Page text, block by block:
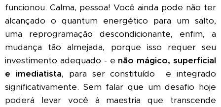
funcionou. Calma, pessoa! Você ainda pode não ter
alcançado o quantum energético para um salto,
uma reprogramação descondicionante, enfim, a
mudança tão almejada, porque isso requer seu
investimento adequado - e não mágico, superficial
e imediatista, para ser constituído e integrado
significativamente. Sem falar que um desafio hoje
poderá levar você à maestria que transcende